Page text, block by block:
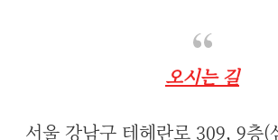
오시는 길
서울 강남구 테헤란로 309, 9층(